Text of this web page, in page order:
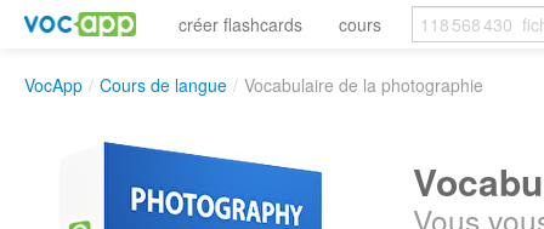
créer flashcards cours
VocApp / Cours de langue / Vocabulaire de la photographie
Vous